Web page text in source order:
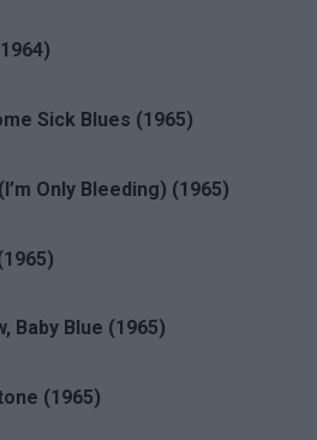
Sick Blues (1965)
Only Bleeding) (1965)
Baby Blue (1965)
(1965)